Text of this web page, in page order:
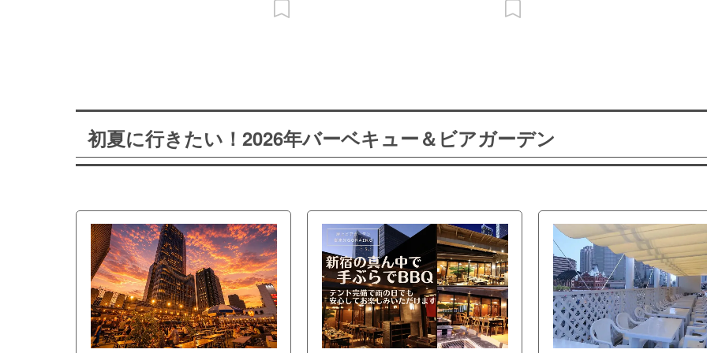
初夏に行きたい！2026年バーベキュー＆ビアガーデン